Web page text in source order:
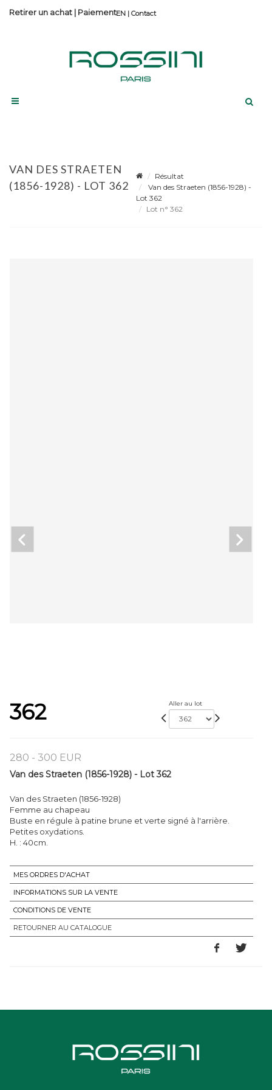
Contact
Retirer un achat | Paiement
VAN DES STRAETEN
(1856-1928) - LOT 362
Résultat
Van des Straeten (1856-1928) -
Lot 362
Lot n° 362
362 Aller au lot
280 - 300 EUR
Van des Straeten (1856-1928) - Lot 362
Van des Straeten (1856-1928)
Femme au chapeau
Buste en régule à patine brune et verte signé à l'arrière.
Petites oxydations.
H. : 40cm.
MES ORDRES D'ACHAT
INFORMATIONS SUR LA VENTE
CONDITIONS DE VENTE
RETOURNER AU CATALOGUE